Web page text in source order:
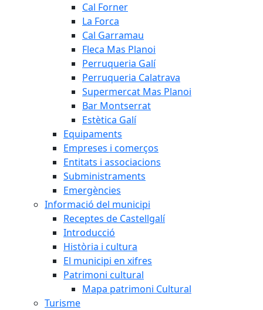
Cal Forner
La Forca
Cal Garramau
Fleca Mas Planoi
Perruqueria Galí
Perruqueria Calatrava
Supermercat Mas Planoi
Bar Montserrat
Estètica Galí
Equipaments
Empreses i comerços
Entitats i associacions
Subministraments
Emergències
Informació del municipi
Receptes de Castellgalí
Introducció
Història i cultura
El municipi en xifres
Patrimoni cultural
Mapa patrimoni Cultural
Turisme